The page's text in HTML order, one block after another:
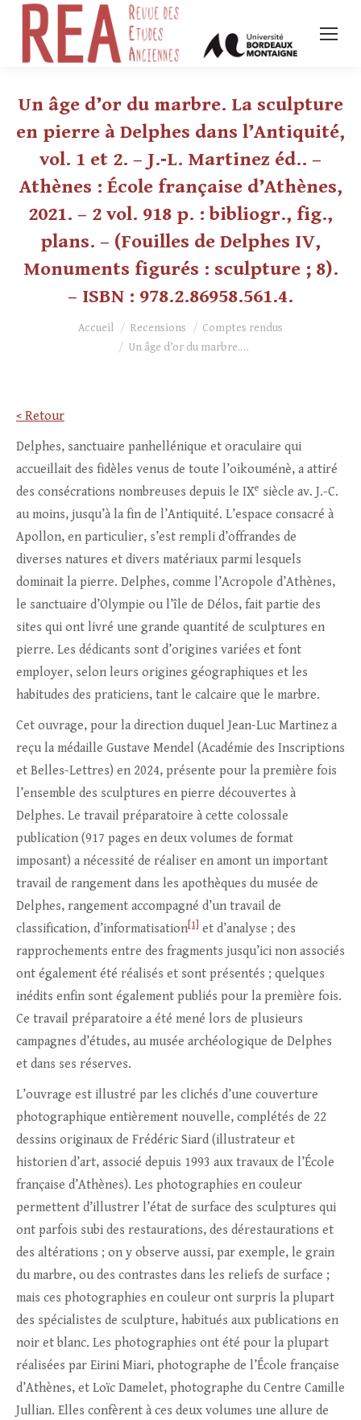
Un âge d’or du marbre. La sculpture
en pierre à Delphes dans l’Antiquité,
vol. 1 et 2. – J.‑L. Martinez éd.. –
Athènes : École française d’Athènes,
2021. – 2 vol. 918 p. : bibliogr., fig.,
plans. – (Fouilles de Delphes IV,
Monuments figurés : sculpture ; 8).
– ISBN : 978.2.86958.561.4.
Vous êtes ici :Accueil Recensions
Comptes rendus
Un âge d’or du marbre.…
< Retour
Delphes, sanctuaire panhellénique et oraculaire qui
accueillait des fidèles venus de toute l’oikouménè, a attiré
des consécrations nombreuses depuis le IXe siècle av. J.-C.
au moins, jusqu’à la fin de l’Antiquité. L’espace consacré à
Apollon, en particulier, s’est rempli d’offrandes de
diverses natures et divers matériaux parmi lesquels
dominait la pierre. Delphes, comme l’Acropole d’Athènes,
le sanctuaire d’Olympie ou l’île de Délos, fait partie des
sites qui ont livré une grande quantité de sculptures en
pierre. Les dédicants sont d’origines variées et font
employer, selon leurs origines géographiques et les
habitudes des praticiens, tant le calcaire que le marbre.
Cet ouvrage, pour la direction duquel Jean-Luc Martinez a
reçu la médaille Gustave Mendel (Académie des Inscriptions
et Belles-Lettres) en 2024, présente pour la première fois
l’ensemble des sculptures en pierre découvertes à
Delphes. Le travail préparatoire à cette colossale
publication (917 pages en deux volumes de format
imposant) a nécessité de réaliser en amont un important
travail de rangement dans les apothèques du musée de
Delphes, rangement accompagné d’un travail de
classification, d’informatisation [1]
et d’analyse ; des
rapprochements entre des fragments jusqu’ici non associés
ont également été réalisés et sont présentés ; quelques
inédits enfin sont également publiés pour la première fois.
Ce travail préparatoire a été mené lors de plusieurs
campagnes d’études, au musée archéologique de Delphes
et dans ses réserves.
L’ouvrage est illustré par les clichés d’une couverture
photographique entièrement nouvelle, complétés de 22
dessins originaux de Frédéric Siard (illustrateur et
historien d’art, associé depuis 1993 aux travaux de l’École
française d’Athènes). Les photographies en couleur
permettent d’illustrer l’état de surface des sculptures qui
ont parfois subi des restaurations, des dérestaurations et
des altérations ; on y observe aussi, par exemple, le grain
du marbre, ou des contrastes dans les reliefs de surface ;
mais ces photographies en couleur ont surpris la plupart
des spécialistes de sculpture, habitués aux publications en
noir et blanc. Les photographies ont été pour la plupart
réalisées par Eirini Miari, photographe de l’École française
d’Athènes, et Loïc Damelet, photographe du Centre Camille
Jullian. Elles confèrent à ces deux volumes une allure de